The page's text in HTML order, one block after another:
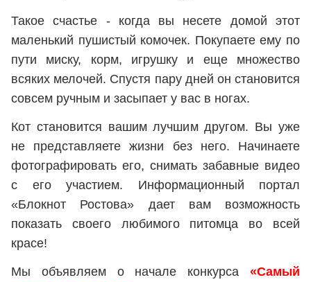
Такое счастье - когда вы несете домой этот
маленький пушистый комочек. Покупаете ему по
пути миску, корм, игрушку и еще множество
всяких мелочей. Спустя пару дней он становится
совсем ручным и засыпает у вас в ногах.
Кот становится вашим лучшим другом. Вы уже
не представляете жизни без него. Начинаете
фотографировать его, снимать забавные видео
с его участием. Информационный портал
«Блокнот Ростова» дает вам возможность
показать своего любимого питомца во всей
красе!
Мы объявляем о начале конкурса «Самый